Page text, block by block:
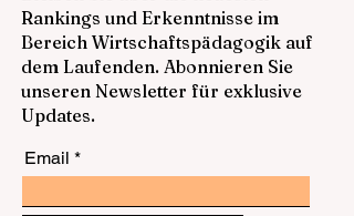
Lernform und den persönlichen
Zukunftsplänen. Kuwait ist ein wichtiges
Bildungszentrum in der Golfregion. In
Kuwait-Stadt und der näheren Umgebung
gibt es verschiedene öffentliche und
Bleiben Sie über die neuesten
Rankings und Erkenntnisse im
Bereich Wirtschaftspädagogik auf
dem Laufenden. Abonnieren Sie
Updates.
Email